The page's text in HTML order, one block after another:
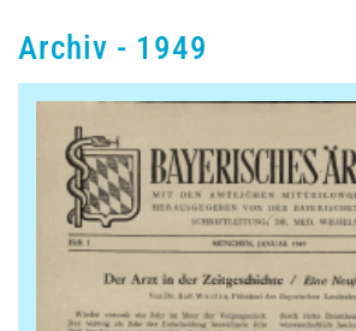
Archiv
Archiv - 1949